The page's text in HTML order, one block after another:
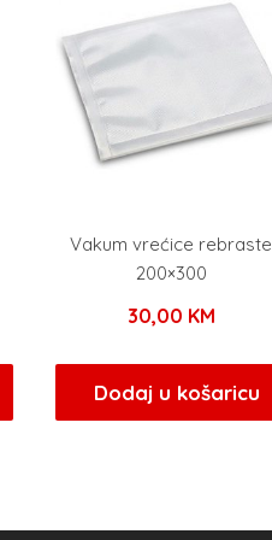
Vakum vrećice rebraste
200×300
30,00 KM
Dodaj u košaricu